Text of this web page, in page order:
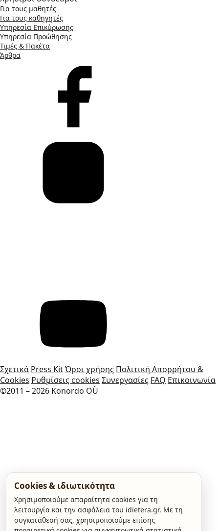
Για τους μαθητές
Για τους καθηγητές
Υπηρεσία Επικύρωσης
Υπηρεσία Προώθησης
Τιμές & Πακέτα
Άρθρα
Σχετικά Press KitΌροι χρήσης Πολιτική Απορρήτου &
Cookies Ρυθμίσεις cookies Συνεργασίες FAQ Επικοινωνία
©2011 – 2026 Konordo OÜ
Cookies & ιδιωτικότητα
Χρησιμοποιούμε απαραίτητα cookies για τη
λειτουργία και την ασφάλεια του idietera.gr. Με τη
συγκατάθεσή σας, χρησιμοποιούμε επίσης